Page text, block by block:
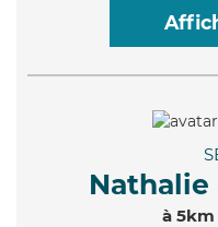
Nathalie
à 5km